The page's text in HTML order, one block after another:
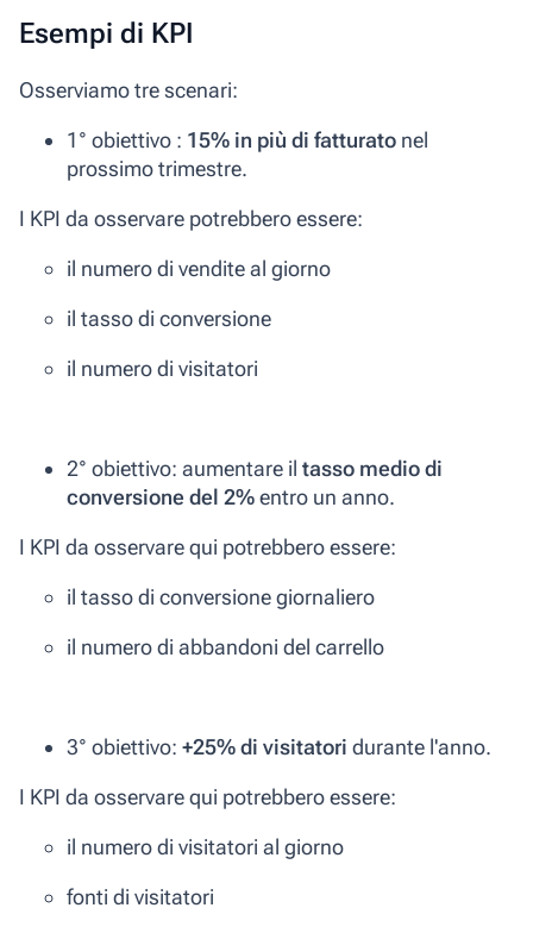
Esempi di KPI
Osserviamo tre scenari:
1° obiettivo : 15% in più di fatturato nel
prossimo trimestre.
I KPI da osservare potrebbero essere:
il numero di vendite al giorno
il tasso di conversione
il numero di visitatori
2° obiettivo: aumentare il tasso medio di
conversione del 2%entro un anno.
I KPI da osservare qui potrebbero essere:
il tasso di conversione giornaliero
il numero di abbandoni del carrello
3° obiettivo: +25% di visitatori durante l'anno.
I KPI da osservare qui potrebbero essere:
il numero di visitatori al giorno
fonti di visitatori